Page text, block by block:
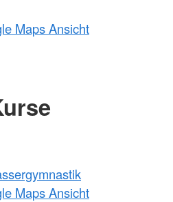
Maps Ansicht
Maps Ansicht